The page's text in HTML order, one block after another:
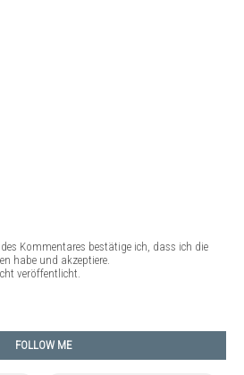
Kommentares bestätige ich, dass ich die
habe und akzeptiere.
veröffentlicht.
FOLLOW ME